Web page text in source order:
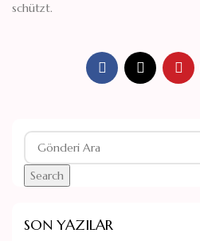
schützt.
Search
SON YAZILAR